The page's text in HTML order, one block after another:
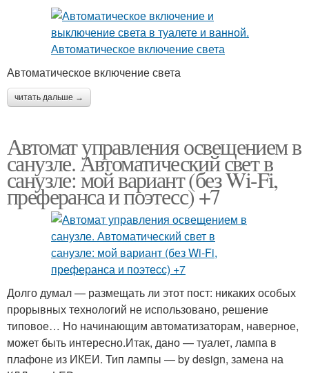
Автоматическое включение света
читать дальше →
Автомат управления освещением в
санузле. Автоматический свет в
санузле: мой вариант (без Wi-Fi,
преферанса и поэтесс) +7
Долго думал — размещать ли этот пост: никаких особых
прорывных технологий не использовано, решение
типовое… Но начинающим автоматизаторам, наверное,
может быть интересно.Итак, дано — туалет, лампа в
плафоне из ИКЕИ. Тип лампы — by design, замена на